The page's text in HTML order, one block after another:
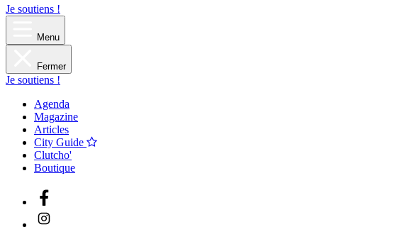
Je soutiens !
Menu
Fermer
Je soutiens !
Agenda
Magazine
Articles
City Guide
Clutcho'
Boutique